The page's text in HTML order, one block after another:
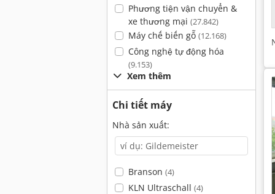
Phương tiện vận chuyển &
xe thương mại (27.842)
Máy chế biến gỗ (12.168)
Công nghệ tự động hóa
(9.153)
Xem thêm
Chi tiết máy
Nhà sản xuất:
Branson (4)
KLN Ultraschall (4)